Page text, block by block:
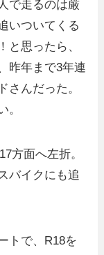
で走るのは厳
いついてくる
と思ったら、
昨年まで3年連
さんだった。
。
方面へ左折。
バイクにも追
トで、R18を